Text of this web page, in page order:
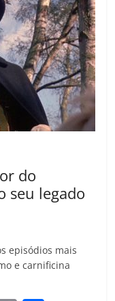
do
seu legado
episódios mais
e carnificina